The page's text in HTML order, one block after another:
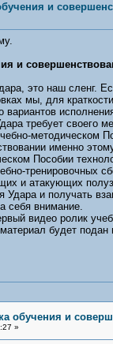
и
и
это наш сленг.
мы, для
требует своего
методическом
именно
Пособии
тренировочных
и атакующих
Удара и получать
себя внимание.
видео ролик
будет подан
обучения и
»